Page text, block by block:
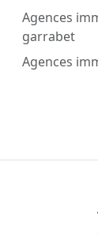
Agences
garrabet
Agences